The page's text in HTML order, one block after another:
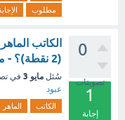
مطلوب
0
تصويتات
1
إجابة
الكاتب
(2 نقطة)؟ - مع الشرح
سُئل مايو 3 في
عبود
الكاتب الماهر